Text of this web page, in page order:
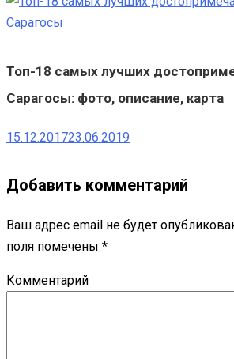
Топ-18 самых лучших
Сарагосы: фото, описание, карта
15.12.201723.06.2019
Добавить комментарий
Ваш адрес email не будет
поля помечены *
Комментарий